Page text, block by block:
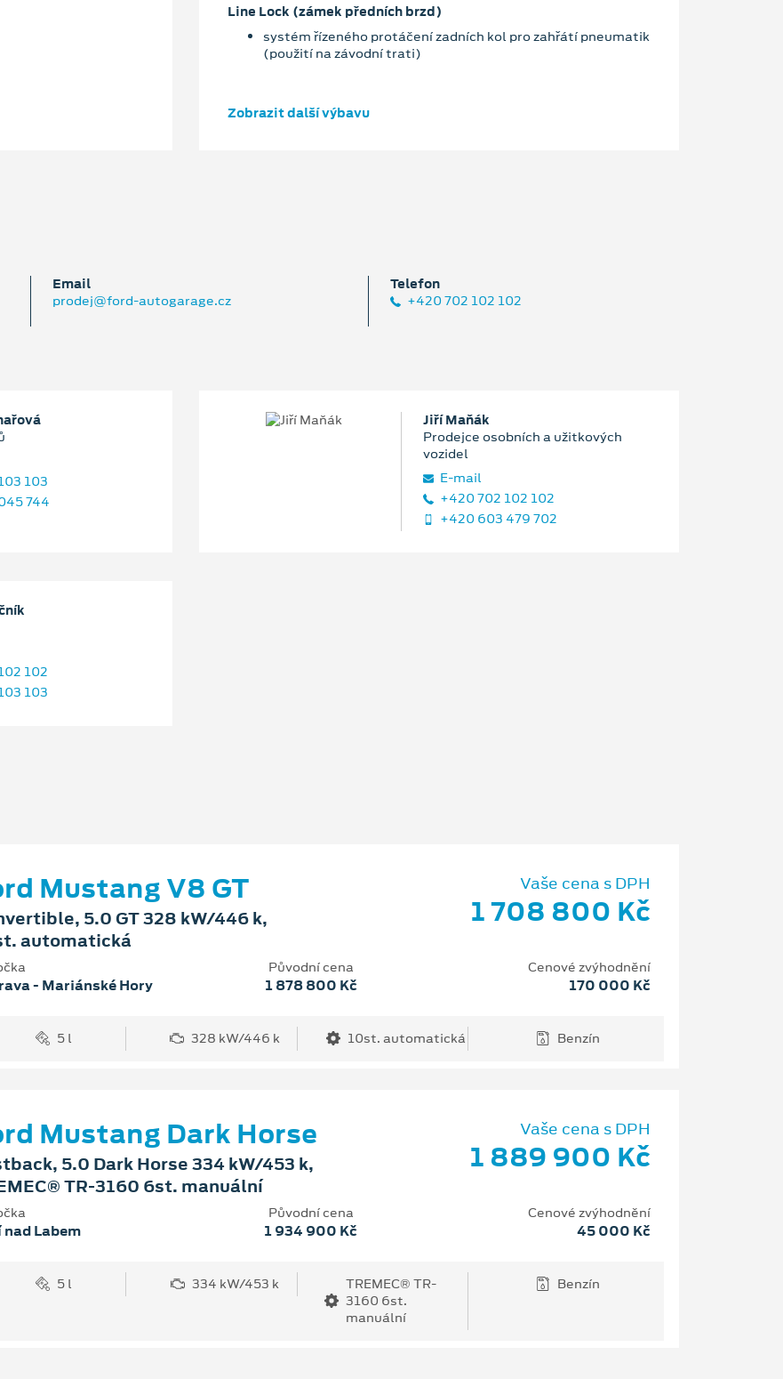
Line Lock (zámek předních brzd)
systém řízeného protáčení zadních kol pro zahřátí pneumatik
(použití na závodní trati)
Zobrazit další výbavu
Email
prodej@ford-autogarage.cz
Telefon
+420 702 102 102
103
744
Jiří Maňák
Prodejce osobních a užitkových
vozidel
E‑mail
+420 702 102 102
+420 603 479 702
102
103
Mustang V8 GT
5.0 GT 328 kW/446 k,
automatická
Vaše cena s DPH
1 708 800 Kč
- Mariánské Hory
Původní cena
1 878 800 Kč
Cenové zvýhodnění
170 000 Kč
5 l 328 kW/446 k 10st. automatická Benzín
Mustang Dark Horse
5.0 Dark Horse 334 kW/453 k,
TR-3160 6st. manuální
Vaše cena s DPH
1 889 900 Kč
Labem
Původní cena
1 934 900 Kč
Cenové zvýhodnění
45 000 Kč
5 l 334 kW/453 k
TREMEC® TR-
3160 6st.
manuální
Benzín